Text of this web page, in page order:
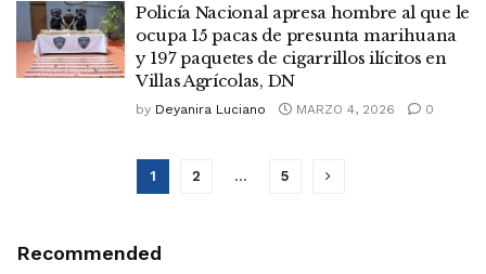
Policía Nacional apresa hombre al que le
ocupa 15 pacas de presunta marihuana
y 197 paquetes de cigarrillos ilícitos en
Villas Agrícolas, DN
by Deyanira Luciano MARZO 4, 2026 0
1 2 … 5
Recommended